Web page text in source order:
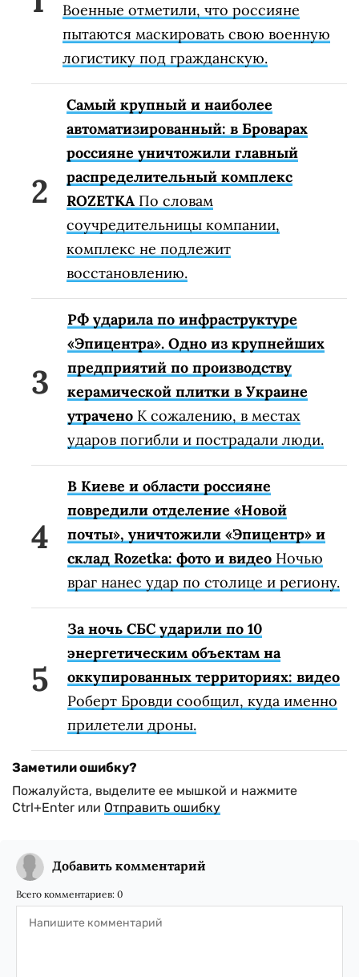
Военные отметили, что россияне
пытаются маскировать свою военную
логистику под гражданскую.
Самый крупный и наиболее
автоматизированный: в Броварах
россияне уничтожили главный
распределительный комплекс
ROZETKA По словам
соучредительницы компании,
комплекс не подлежит
восстановлению.
РФ ударила по инфраструктуре
«Эпицентра». Одно из крупнейших
предприятий по производству
керамической плитки в Украине
утрачено К сожалению, в местах
ударов погибли и пострадали люди.
В Киеве и области россияне
повредили отделение «Новой
почты», уничтожили «Эпицентр» и
склад Rozetka: фото и видео Ночью
враг нанес удар по столице и региону.
За ночь СБС ударили по 10
энергетическим объектам на
оккупированных территориях: видео
Роберт Бровди сообщил, куда именно
прилетели дроны.
Заметили ошибку?
Пожалуйста, выделите ее мышкой и нажмите
Ctrl+Enter или Отправить ошибку
Добавить комментарий
Всего комментариев: 0